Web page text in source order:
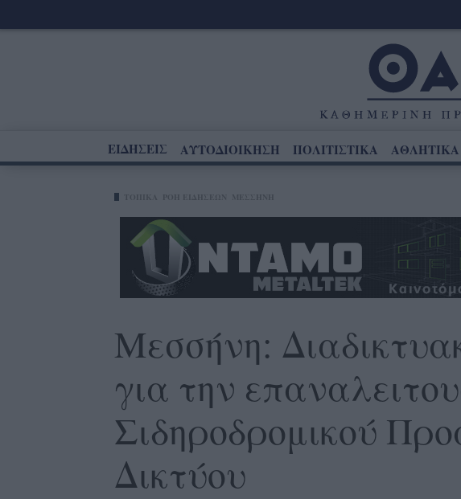
ΕΙΔΗΣΕΙΣ ΑΥΤΟΔΙΟΙΚΗΣΗ ΠΟΛΙΤΙΣΤΙΚΑ ΑΘΛΗΤΙΚΑ
Μεσσήνη:
για την
Σιδηροδρομικού
Δικτύου